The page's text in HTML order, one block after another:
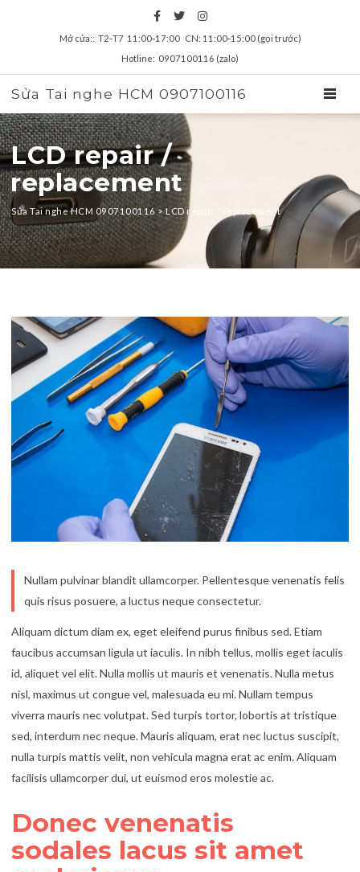
Mở cửa:: T2‑T7 11:00‑17:00 CN: 11:00‑15:00 (gọi trước)
Hotline: 0907100116 (zalo)
Sửa Tai nghe HCM 0907100116
LCD repair /
replacement
Sửa Tai nghe HCM 0907100116>LCD repair / replacement
zz
Nullam pulvinar blandit ullamcorper. Pellentesque venenatis felis
quis risus posuere, a luctus neque consectetur.
Aliquam dictum diam ex, eget eleifend purus finibus sed. Etiam
faucibus accumsan ligula ut iaculis. In nibh tellus, mollis eget iaculis
id, aliquet vel elit. Nulla mollis ut mauris et venenatis. Nulla metus
nisl, maximus ut congue vel, malesuada eu mi. Nullam tempus
viverra mauris nec volutpat. Sed turpis tortor, lobortis at tristique
sed, interdum nec neque. Mauris aliquam, erat nec luctus suscipit,
nulla turpis mattis velit, non vehicula magna erat ac enim. Aliquam
facilisis ullamcorper dui, ut euismod eros molestie ac.
Donec venenatis
sodales lacus sit amet